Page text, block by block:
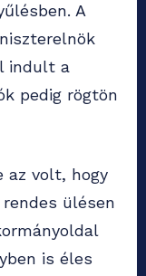
A
indult a
pedig rögtön
az volt, hogy
ülésen
is éles